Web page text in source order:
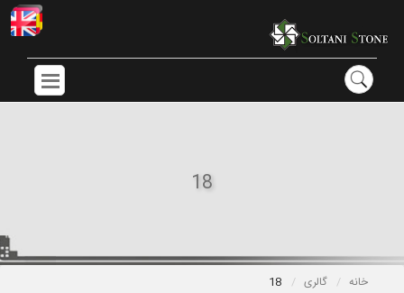
18
خانه گالری